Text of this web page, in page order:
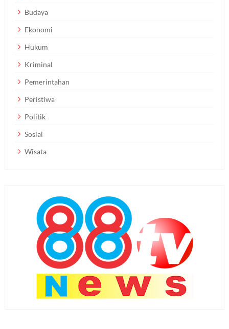
Budaya
Ekonomi
Hukum
Kriminal
Pemerintahan
Peristiwa
Politik
Sosial
Wisata